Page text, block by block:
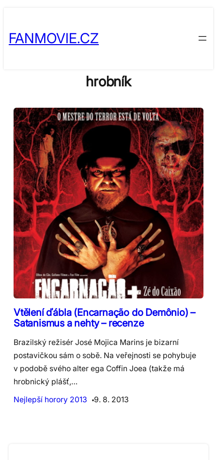
content
FANMOVIE.CZ
hrobník
Vtělení ďábla (Encarnação do Demônio) –
Satanismus a nehty – recenze
Brazilský režisér José Mojica Marins je bizarní
postavičkou sám o sobě. Na veřejnosti se pohybuje
v podobě svého alter ega Coffin Joea (takže má
hrobnický plášť,…
Nejlepší horory 2013
9. 8. 2013